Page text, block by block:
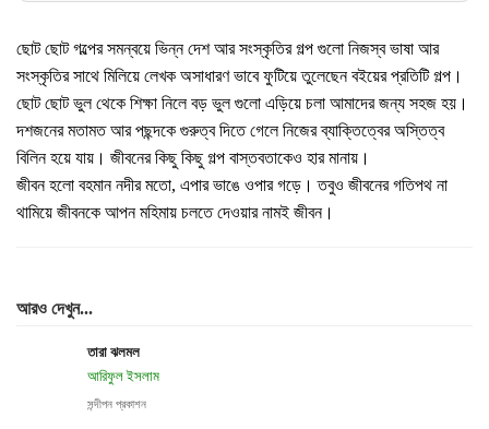
ছোট ছোট গল্পের সমন্বয়ে ভিন্ন দেশ আর সংস্কৃতির গল্প গুলো নিজস্ব ভাষা আর
সংস্কৃতির সাথে মিলিয়ে লেখক অসাধারণ ভাবে ফুটিয়ে তুলেছেন বইয়ের প্রতিটি গল্প।
ছোট ছোট ভুল থেকে শিক্ষা নিলে বড় ভুল গুলো এড়িয়ে চলা আমাদের জন্য সহজ হয়।
দশজনের মতামত আর পছন্দকে গুরুত্ব দিতে গেলে নিজের ব্যাক্তিত্বের অস্তিত্ব
বিলিন হয়ে যায়। জীবনের কিছু কিছু গল্প বাস্তবতাকেও হার মানায়।
জীবন হলো বহমান নদীর মতো, এপার ভাঙে ওপার গড়ে। তবুও জীবনের গতিপথ না
থামিয়ে জীবনকে আপন মহিমায় চলতে দেওয়ার নামই জীবন।
আরও দেখুন...
তারা ঝলমল
আরিফুল ইসলাম
সন্দীপন প্রকাশন